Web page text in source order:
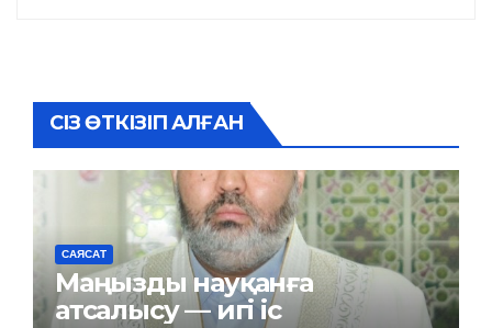
СІЗ ӨТКІЗІП АЛҒАН
САЯСАТ
Маңызды науқанға
атсалысу — игі іс